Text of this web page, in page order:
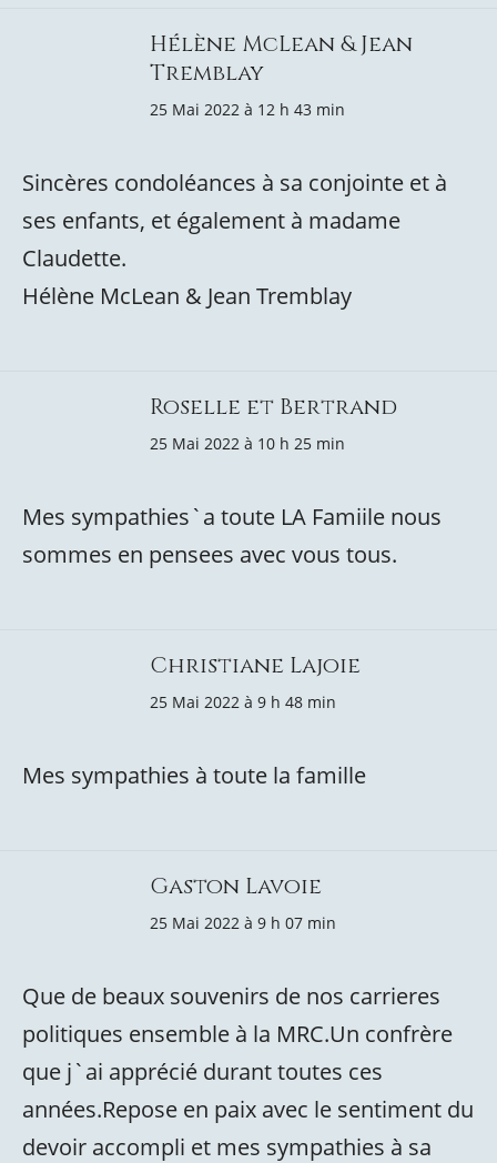
Hélène McLean & Jean
Tremblay
25 Mai 2022 à 12 h 43 min
Sincères condoléances à sa conjointe et à
ses enfants, et également à madame
Claudette.
Hélène McLean & Jean Tremblay
Roselle et Bertrand
25 Mai 2022 à 10 h 25 min
Mes sympathies`a toute LA Famiile nous
sommes en pensees avec vous tous.
Christiane Lajoie
25 Mai 2022 à 9 h 48 min
Mes sympathies à toute la famille
Gaston Lavoie
25 Mai 2022 à 9 h 07 min
Que de beaux souvenirs de nos carrieres
politiques ensemble à la MRC.Un confrère
que j`ai apprécié durant toutes ces
années.Repose en paix avec le sentiment du
devoir accompli et mes sympathies à sa